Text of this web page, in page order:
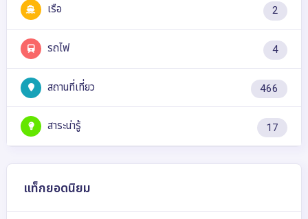
เรือ 2
รถไฟ 4
สถานที่เที่ยว 466
สาระน่ารู้ 17
แท็กยอดนิยม